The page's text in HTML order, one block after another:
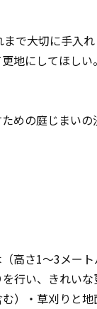
で大切に手入
地にしてほしい
めの庭じまいの
高さ1〜3メー
行い、きれいな
）・草刈りと